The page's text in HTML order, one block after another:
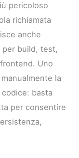
pericoloso
richiamata
anche
build, test,
Uno
la
basta
per consentire